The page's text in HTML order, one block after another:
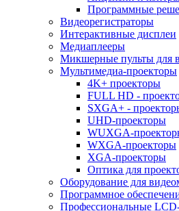
Программные
Видеорегистраторы
Интерактивные дисплеи
Медиаплееры
Микшерные пульты для
Мультимедиа-проекторы
4K+ проекторы
FULL HD -
SXGA+ -
UHD-проекторы
WUXGA-
WXGA-проекторы
XGA-проекторы
Оптика для
Оборудование для
Программное
Профессиональные